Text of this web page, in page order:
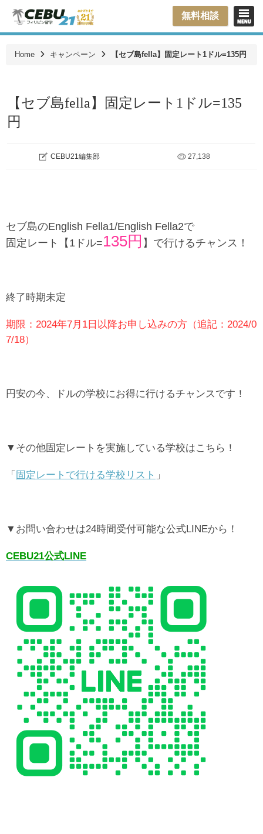
無料相談
Home キャンペーン 【セブ島fella】固定レート1ドル=135円
【セブ島fella】固定レート1ドル=135
円
CEBU21編集部 27,138
セブ島のEnglish Fella1/English Fella2で
固定レート【1ドル=135円 】で行けるチャンス！
終了時期未定
期限：2024年7月1日以降お申し込みの方（追記：2024/0
7/18）
円安の今、ドルの学校にお得に行けるチャンスです！
▼その他固定レートを実施している学校はこちら！
「 固定レートで行ける学校リスト 」
▼お問い合わせは24時間受付可能な公式LINEから！
CEBU21公式LINE